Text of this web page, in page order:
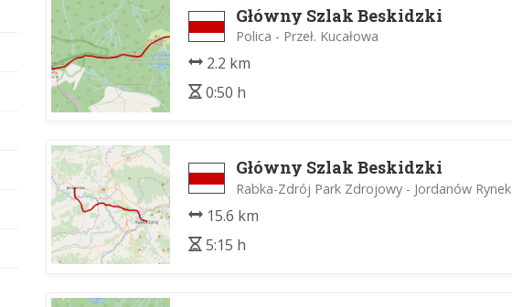
Główny Szlak Beskidzki
Polica - Przeł. Kucałowa
2.2 km
0:50 h
Główny Szlak Beskidzki
Rabka-Zdrój Park Zdrojowy - Jordanów Rynek
15.6 km
5:15 h